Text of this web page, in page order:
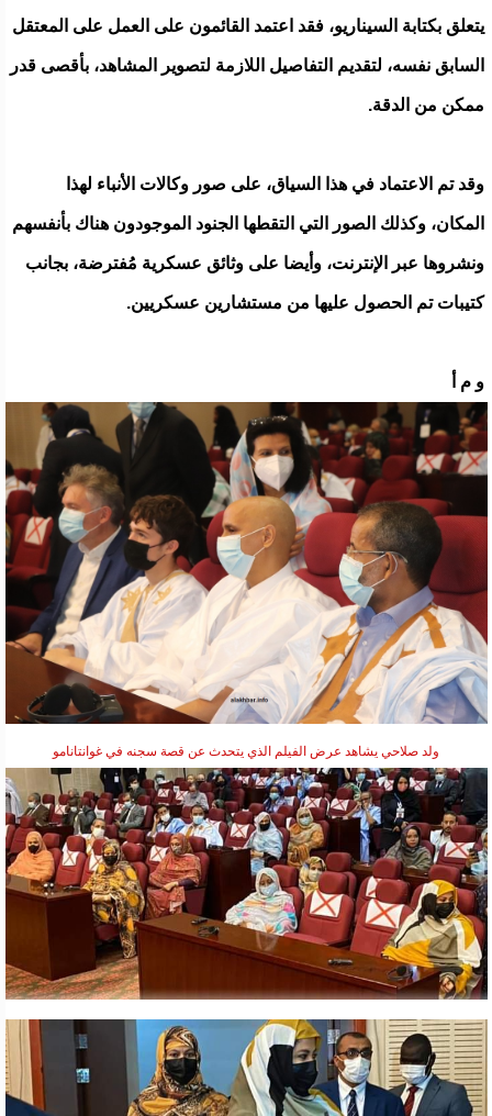
يتعلق بكتابة السيناريو، فقد اعتمد القائمون على العمل على المعتقل
السابق نفسه، لتقديم التفاصيل اللازمة لتصوير المشاهد، بأقصى قدر
ممكن من الدقة.
وقد تم الاعتماد في هذا السياق، على صور وكالات الأنباء لهذا
المكان، وكذلك الصور التي التقطها الجنود الموجودون هناك بأنفسهم
ونشروها عبر الإنترنت، وأيضا على وثائق عسكرية مُفترضة، بجانب
كتيبات تم الحصول عليها من مستشارين عسكريين.
و م أ
ولد صلاحي يشاهد عرض الفيلم الذي يتحدث عن قصة سجنه في غوانتانامو